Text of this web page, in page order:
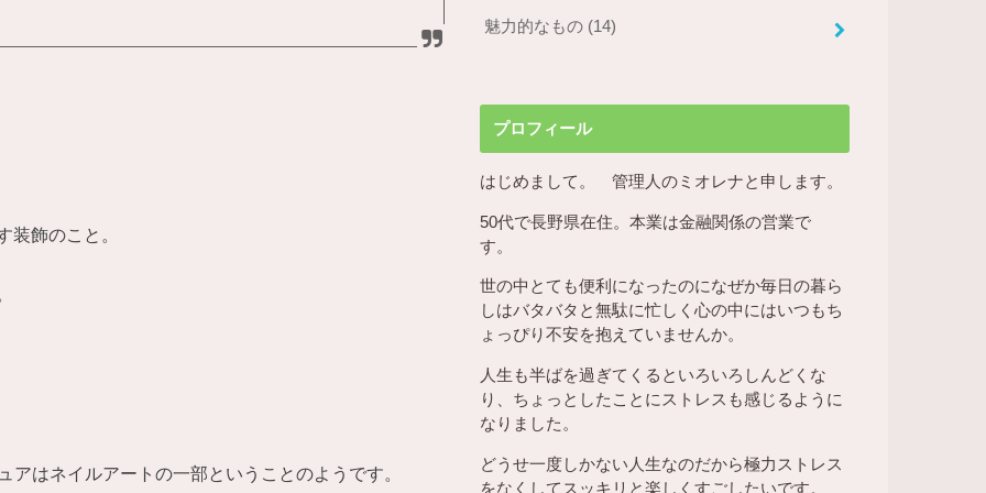
装飾のこと。
はネイルアートの一部ということのようです。
魅力的なもの (14)
プロフィール
はじめまして。 管理人のミオレナと申します。
50代で長野県在住。本業は金融関係の営業で
す。
世の中とても便利になったのになぜか毎日の暮ら
しはバタバタと無駄に忙しく心の中にはいつもち
ょっぴり不安を抱えていませんか。
人生も半ばを過ぎてくるといろいろしんどくな
り、ちょっとしたことにストレスも感じるように
なりました。
どうせ一度しかない人生なのだから極力ストレス
をなくしてスッキリと楽しくすごしたいです。